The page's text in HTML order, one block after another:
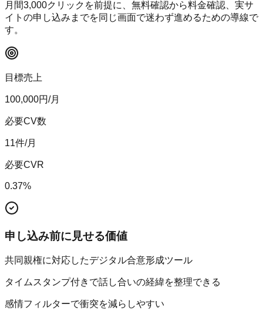
月間3,000クリックを前提に、無料確認から料金確認、実サ
イトの申し込みまでを同じ画面で迷わず進めるための導線で
す。
目標売上
100,000円/月
必要CV数
11件/月
必要CVR
0.37%
申し込み前に見せる価値
共同親権に対応したデジタル合意形成ツール
タイムスタンプ付きで話し合いの経緯を整理できる
感情フィルターで衝突を減らしやすい